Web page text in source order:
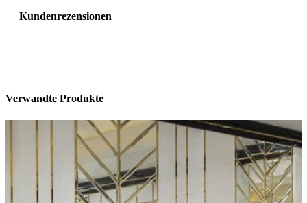
Kundenrezensionen
Verwandte Produkte